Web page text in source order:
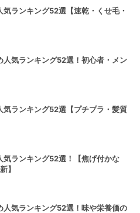
気ランキング52選【速乾・くせ毛・
人気ランキング52選！初心者・メン
気ランキング52選【プチプラ・髪質
気ランキング52選！【焦げ付かな
】
人気ランキング52選！味や栄養価の